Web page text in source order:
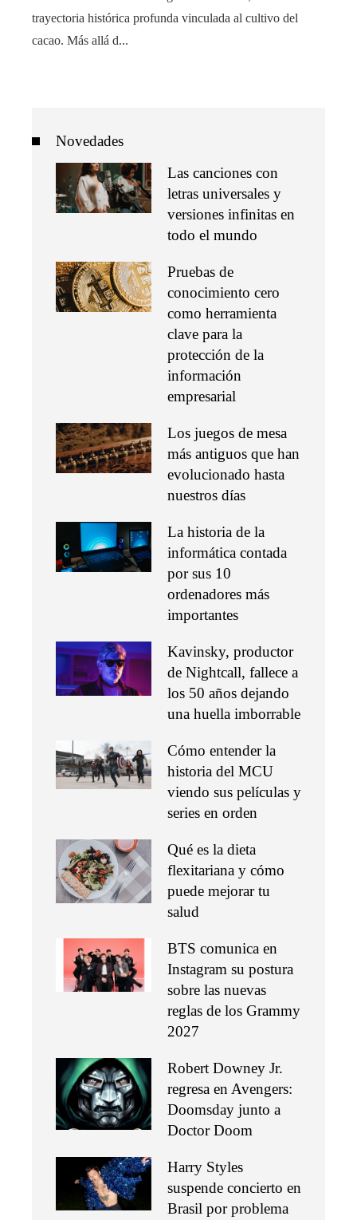
trayectoria histórica profunda vinculada al cultivo del
cacao. Más allá d...
Novedades
Las canciones con
letras universales y
versiones infinitas en
todo el mundo
Pruebas de
conocimiento cero
como herramienta
clave para la
protección de la
información
empresarial
Los juegos de mesa
más antiguos que han
evolucionado hasta
nuestros días
La historia de la
informática contada
por sus 10
ordenadores más
importantes
Kavinsky, productor
de Nightcall, fallece a
los 50 años dejando
una huella imborrable
Cómo entender la
historia del MCU
viendo sus películas y
series en orden
Qué es la dieta
flexitariana y cómo
puede mejorar tu
salud
BTS comunica en
Instagram su postura
sobre las nuevas
reglas de los Grammy
2027
Robert Downey Jr.
regresa en Avengers:
Doomsday junto a
Doctor Doom
Harry Styles
suspende concierto en
Brasil por problema